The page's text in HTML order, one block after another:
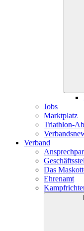
Jobs
Marktplatz
Triathlon-
Verband
Das
Ehrenamt